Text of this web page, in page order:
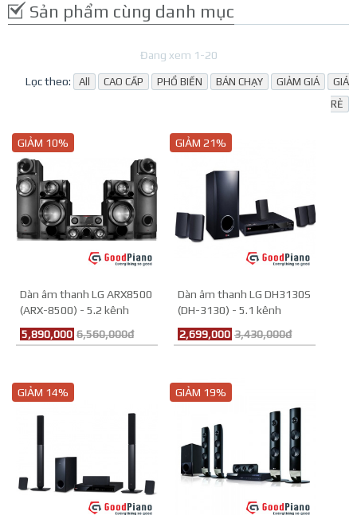
Sản phẩm cùng danh mục
Đang xem 1-20
Lọc theo: All CAO CẤP PHỔ BIẾN BÁN CHẠY GIẢM GIÁ
GIÁ
RẺ
GIẢM 10%
Dàn âm thanh LG ARX8500
(ARX-8500) - 5.2 kênh
5,890,000 6,560,000đ
GIẢM 21%
Dàn âm thanh LG DH3130S
(DH-3130) - 5.1 kênh
2,699,000 3,430,000đ
GIẢM 14% GIẢM 19%